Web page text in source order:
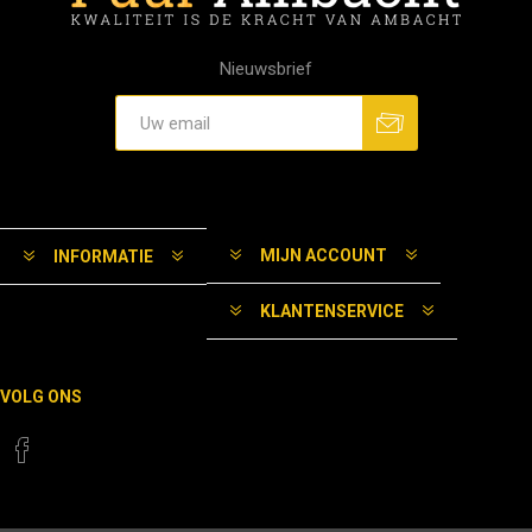
Nieuwsbrief
INFORMATIE MIJN ACCOUNT
KLANTENSERVICE
VOLG ONS